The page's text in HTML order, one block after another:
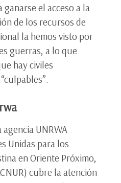
ganarse el acceso a la
de los recursos de
la hemos visto por
guerras, a lo que
hay civiles
UNRWA
Unidas para los
en Oriente Próximo,
cubre la atención